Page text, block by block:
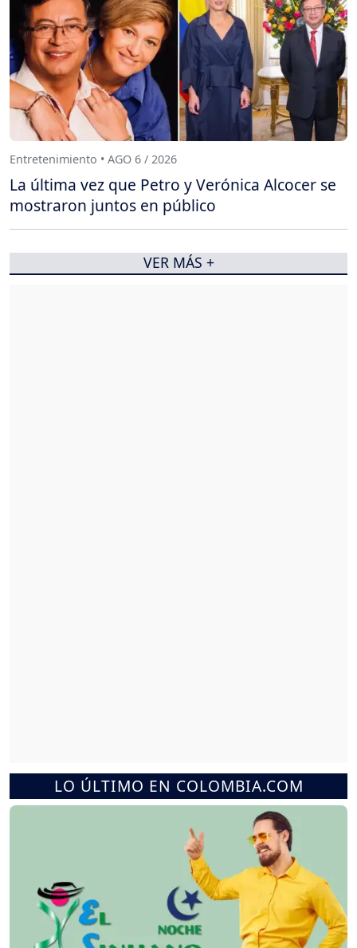
LO ÚLTIMO EN COLOMBIA.COM
Entretenimiento • AGO 6 / 2026
La última vez que Petro y Verónica Alcocer se
mostraron juntos en público
VER MÁS +